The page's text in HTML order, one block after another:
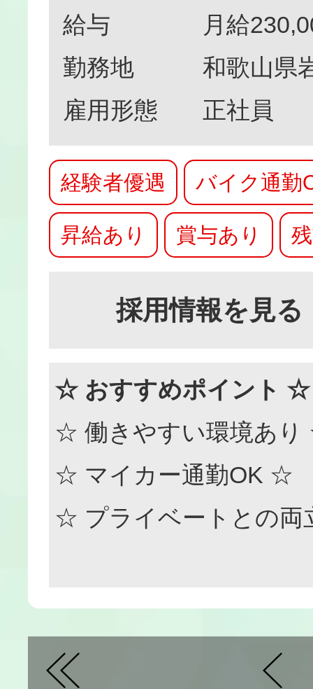
給与
月給
勤務地
和歌山県
雇用形態
正社員
経験者優遇 バイク通勤
昇給あり 賞与あり
採用情報を見る
☆ おすすめポイント ☆
☆ 働きやすい環境あ
☆ マイカー通勤OK ☆
☆ プライベートとの